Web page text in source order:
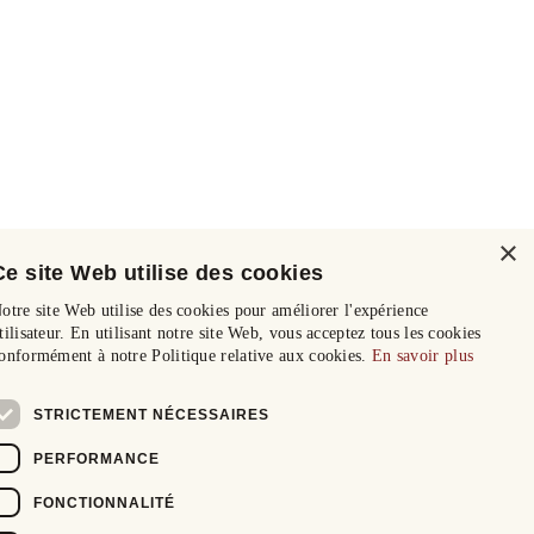
×
site Web utilise des cookies
site Web utilise des cookies pour améliorer l'expérience
En utilisant notre site Web, vous acceptez tous les cookies
à notre Politique relative aux cookies. En savoir plus
STRICTEMENT NÉCESSAIRES
PERFORMANCE
FONCTIONNALITÉ